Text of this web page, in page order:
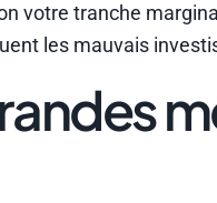
votre tranche
les mauvais